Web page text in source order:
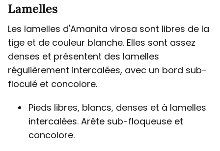
Lamelles
Les lamelles d'Amanita virosa sont libres de la
tige et de couleur blanche. Elles sont assez
denses et présentent des lamelles
régulièrement intercalées, avec un bord sub-
floculé et concolore.
Pieds libres, blancs, denses et à lamelles
intercalées. Arête sub-floqueuse et
concolore.